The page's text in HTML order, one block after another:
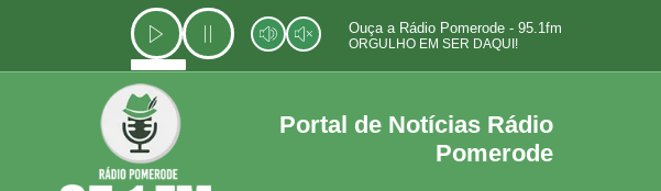
o
Ouça a Rádio Pomerode - 95.1fm
ORGULHO EM SER DAQUI!
Portal de Notícias Rádio
Pomerode